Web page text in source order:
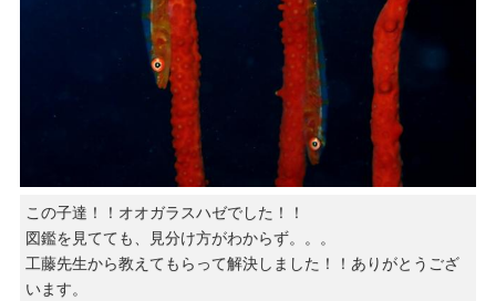
この子達！！オオガラスハゼでした！！
図鑑を見てても、見分け方がわからず。。。
工藤先生から教えてもらって解決しました！！ありがとうござ
います。